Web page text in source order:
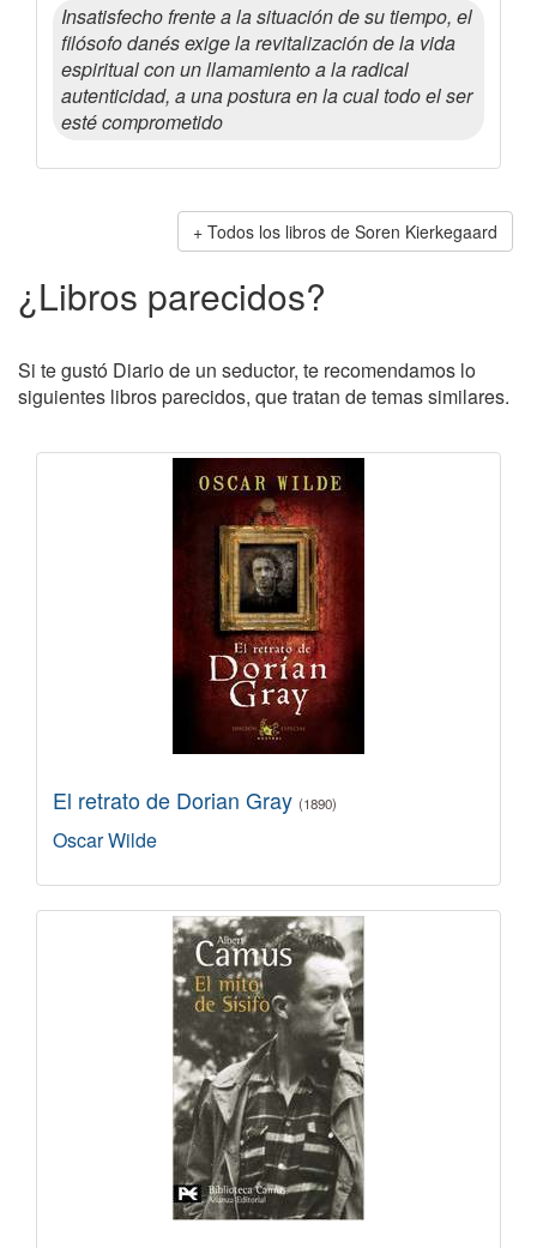
Insatisfecho frente a la situación de su tiempo, el
filósofo danés exige la revitalización de la vida
espiritual con un llamamiento a la radical
autenticidad, a una postura en la cual todo el ser
esté comprometido
Todos los libros de Soren Kierkegaard
¿Libros parecidos?
Si te gustó Diario de un seductor, te recomendamos lo
siguientes libros parecidos, que tratan de temas similares.
El retrato de Dorian Gray (1890)
Oscar Wilde